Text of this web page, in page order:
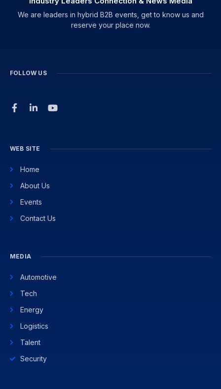
We are leaders in hybrid B2B events, get to know us and
reserve your place now.
FOLLOW US
WEB SITE
Home
About Us
Events
Contact Us
MEDIA
Automotive
Tech
Energy
Logistics
Talent
Security